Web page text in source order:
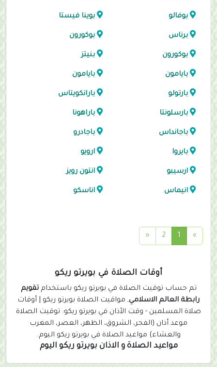
بوفالو بوينا فيستا
برناس بوكورون
بوكورون بنيتز
بايامون بايامون
بارتولو بارانكويتاس
بارسلونتا باراهونا
باجانداس باجادرو
بايروا ارويو
ارسيبو انتون رويز
انيماس اناسكو
»
1
(
c
2
«
أوقات الصلاة في بويرتو ريكو
تم حساب توقيت الصلاة في بويرتو ريكو باستخدامتقويم
رابطة العالم الاسلامي, مواقيت الصلاة بويرتو ريكو | أوقات
صلاة المسلمين - وقت الأذان في بويرتو ريكو: توقيت الصلاة
موعد أذان (الفجر، الشروق، الظهر، العصر، المغرب
والعشاء) مواعيد الصلاة في بويرتو ريكو اليوم.
مواعيد الصلاة و الاذان بويرتو ريكو اليوم